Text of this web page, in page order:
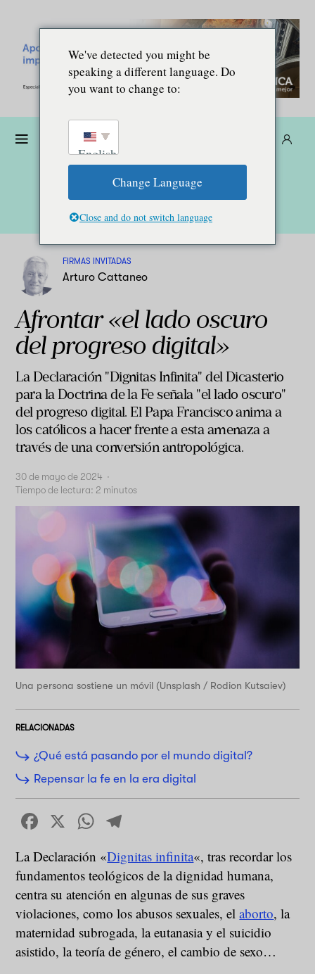
FIRMAS INVITADAS
Arturo Cattaneo
Afrontar «el lado oscuro
del progreso digital»
La Declaración "Dignitas Infinita" del Dicasterio
para la Doctrina de la Fe señala "el lado oscuro"
del progreso digital. El Papa Francisco anima a
los católicos a hacer frente a esta amenaza a
través de una conversión antropológica.
30 de mayo de 2024 ·
Tiempo de lectura: 2 minutos
Una persona sostiene un móvil (Unsplash / Rodion Kutsaiev)
RELACIONADAS
¿Qué está pasando por el mundo digital?
Repensar la fe en la era digital
Facebook
X WhatsApp
La Declaración «Dignitas infinita«, tras recordar los
fundamentos teológicos de la dignidad humana,
centra su atención en algunas de sus graves
violaciones, como los abusos sexuales, elaborto, la
maternidad subrogada, la eutanasia y el suicidio
asistido, la teoría de género, el cambio de sexo…
We've detected you might be
speaking a different language. Do
you want to change to:
English
Change Language
Close and do not switch language